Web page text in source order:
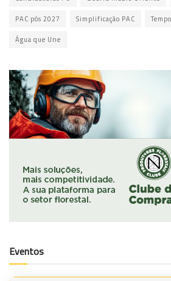
PAC pós 2027 Simplificação PAC
Água que Une
Eventos